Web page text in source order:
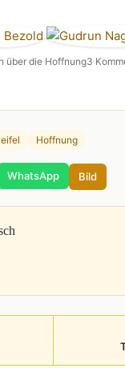
über die Hoffnung3
Hoffnung
WhatsApp Bild